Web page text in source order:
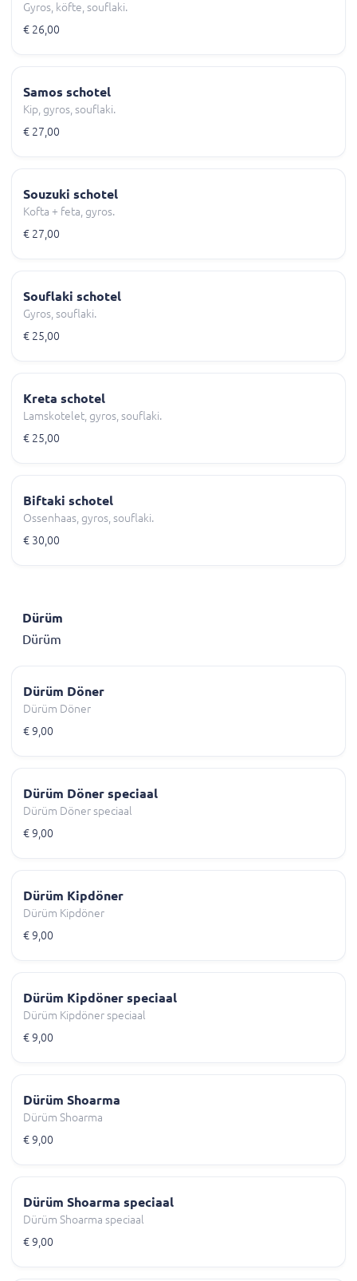
Gyros, köfte, souflaki.
€ 26,00
Samos schotel
Kip, gyros, souflaki.
€ 27,00
Souzuki schotel
Kofta + feta, gyros.
€ 27,00
Souflaki schotel
Gyros, souflaki.
€ 25,00
Kreta schotel
Lamskotelet, gyros, souflaki.
€ 25,00
Biftaki schotel
Ossenhaas, gyros, souflaki.
€ 30,00
Dürüm
Dürüm
Dürüm Döner
Dürüm Döner
€ 9,00
Dürüm Döner speciaal
Dürüm Döner speciaal
€ 9,00
Dürüm Kipdöner
Dürüm Kipdöner
€ 9,00
Dürüm Kipdöner speciaal
Dürüm Kipdöner speciaal
€ 9,00
Dürüm Shoarma
Dürüm Shoarma
€ 9,00
Dürüm Shoarma speciaal
Dürüm Shoarma speciaal
€ 9,00